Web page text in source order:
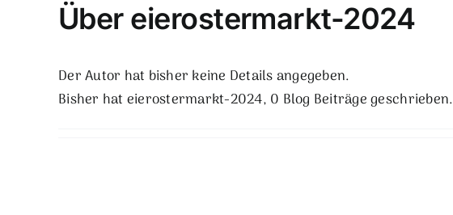
Über eierostermarkt-2024
Der Autor hat bisher keine Details angegeben.
Bisher hat eierostermarkt-2024, 0 Blog Beiträge geschrieben.